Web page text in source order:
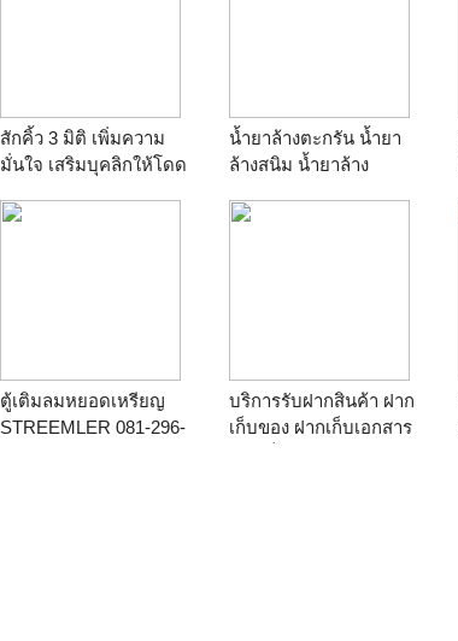
สักคิ้ว 3 มิติ เพิ่มความ
มั่นใจ เสริมบุคลิกให้โดด
น้ำยาล้างตะกรัน น้ำยา
ล้างสนิม น้ำยาล้าง
ตู้เติมลมหยอดเหรียญ
STREEMLER 081-296-
บริการรับฝากสินค้า ฝาก
เก็บของ ฝากเก็บเอกสาร